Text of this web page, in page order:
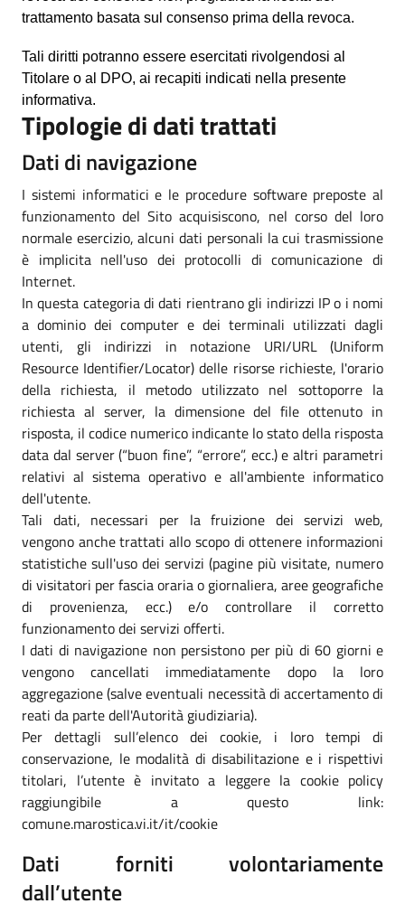
trattamento basata sul consenso prima della revoca.
Tali diritti potranno essere esercitati rivolgendosi al
Titolare o al DPO, ai recapiti indicati nella presente
informativa.
Tipologie di dati trattati
Dati di navigazione
I sistemi informatici e le procedure software preposte al
funzionamento del Sito acquisiscono, nel corso del loro
normale esercizio, alcuni dati personali la cui trasmissione
è implicita nell'uso dei protocolli di comunicazione di
Internet.
In questa categoria di dati rientrano gli indirizzi IP o i nomi
a dominio dei computer e dei terminali utilizzati dagli
utenti, gli indirizzi in notazione URI/URL (Uniform
Resource Identifier/Locator) delle risorse richieste, l'orario
della richiesta, il metodo utilizzato nel sottoporre la
richiesta al server, la dimensione del file ottenuto in
risposta, il codice numerico indicante lo stato della risposta
data dal server (“buon fine”, “errore”, ecc.) e altri parametri
relativi al sistema operativo e all'ambiente informatico
dell'utente.
Tali dati, necessari per la fruizione dei servizi web,
vengono anche trattati allo scopo di ottenere informazioni
statistiche sull'uso dei servizi (pagine più visitate, numero
di visitatori per fascia oraria o giornaliera, aree geografiche
di provenienza, ecc.) e/o controllare il corretto
funzionamento dei servizi offerti.
I dati di navigazione non persistono per più di 60 giorni e
vengono cancellati immediatamente dopo la loro
aggregazione (salve eventuali necessità di accertamento di
reati da parte dell'Autorità giudiziaria).
Per dettagli sull’elenco dei cookie, i loro tempi di
conservazione, le modalità di disabilitazione e i rispettivi
titolari, l’utente è invitato a leggere la cookie policy
raggiungibile a questo link:
comune.marostica.vi.it/it/cookie
Dati forniti volontariamente
dall’utente